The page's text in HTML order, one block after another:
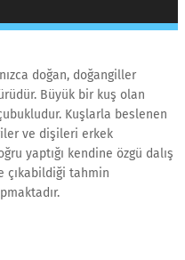
doğan, doğangiller
Büyük bir kuş olan
Kuşlarla beslenen
ve dişileri erkek
yaptığı kendine özgü dalış
çıkabildiği tahmin